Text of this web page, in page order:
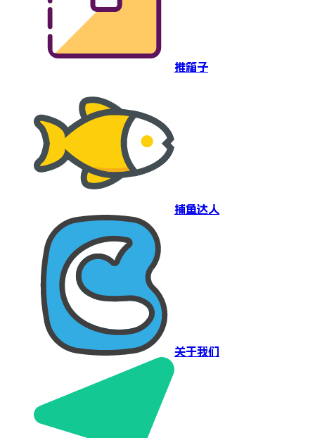
推箱子
捕鱼达人
关于我们